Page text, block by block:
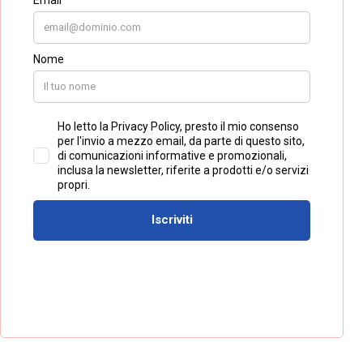
Geolocalizzazione
Se il tuo obiettivo è raggiungere persone nelle
vicinanze, non dimenticare di sfruttare il tag di
geolocalizzazione, per avvicinare e sviluppare una
Parrotto Web Solution–Web Agency Lecce